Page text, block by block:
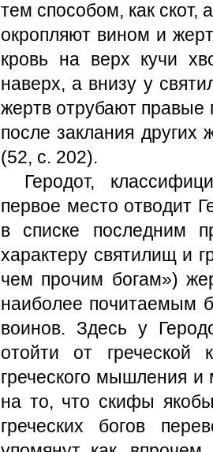
тем способом, как скот,
окропляют вином и
кровь на верх кучи
наверх, а внизу у
жертв отрубают правые
после заклания
(52, с. 202).
Геродот,
первое место отводит
в списке последним
характеру святилищ и
чем прочим богам»)
наиболее почитаемым
воинов. Здесь у
отойти от греческой
греческого мышления
на то, что скифы
греческих богов